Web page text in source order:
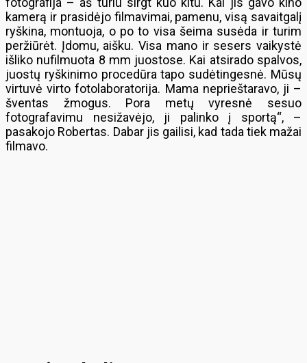
kamerą ir prasidėjo filmavimai, pamenu, visą savaitgalį
ryškina, montuoja, o po to visa šeima susėda ir turim
peržiūrėt. Įdomu, aišku. Visa mano ir sesers vaikystė
išliko nufilmuota 8 mm juostose. Kai atsirado spalvos,
juostų ryškinimo procedūra tapo sudėtingesnė. Mūsų
virtuvė virto fotolaboratorija. Mama neprieštaravo, ji –
šventas žmogus. Pora metų vyresnė sesuo
fotografavimu nesižavėjo, ji palinko į sportą“, –
pasakojo Robertas. Dabar jis gailisi, kad tada tiek mažai
filmavo.